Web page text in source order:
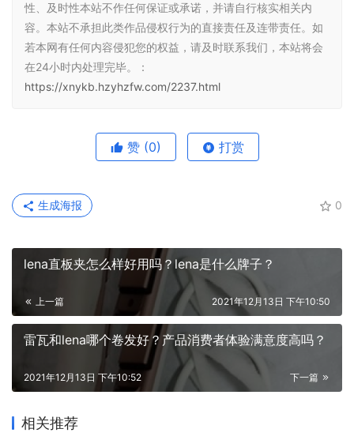
性、及时性本站不作任何保证或承诺，并请自行核实相关内
容。本站不承担此类作品侵权行为的直接责任及连带责任。如
若本网有任何内容侵犯您的权益，请及时联系我们，本站将会
在24小时内处理完毕。：
https://xnykb.hzyhzfw.com/2237.html
赞 (0) 打赏
0
生成海报
lena直板夹怎么样好用吗？lena是什么牌子？
上一篇 2021年12月13日 下午10:50
雷瓦和lena哪个卷发好？产品消费者体验满意度高吗？
下一篇
2021年12月13日 下午10:52
相关推荐